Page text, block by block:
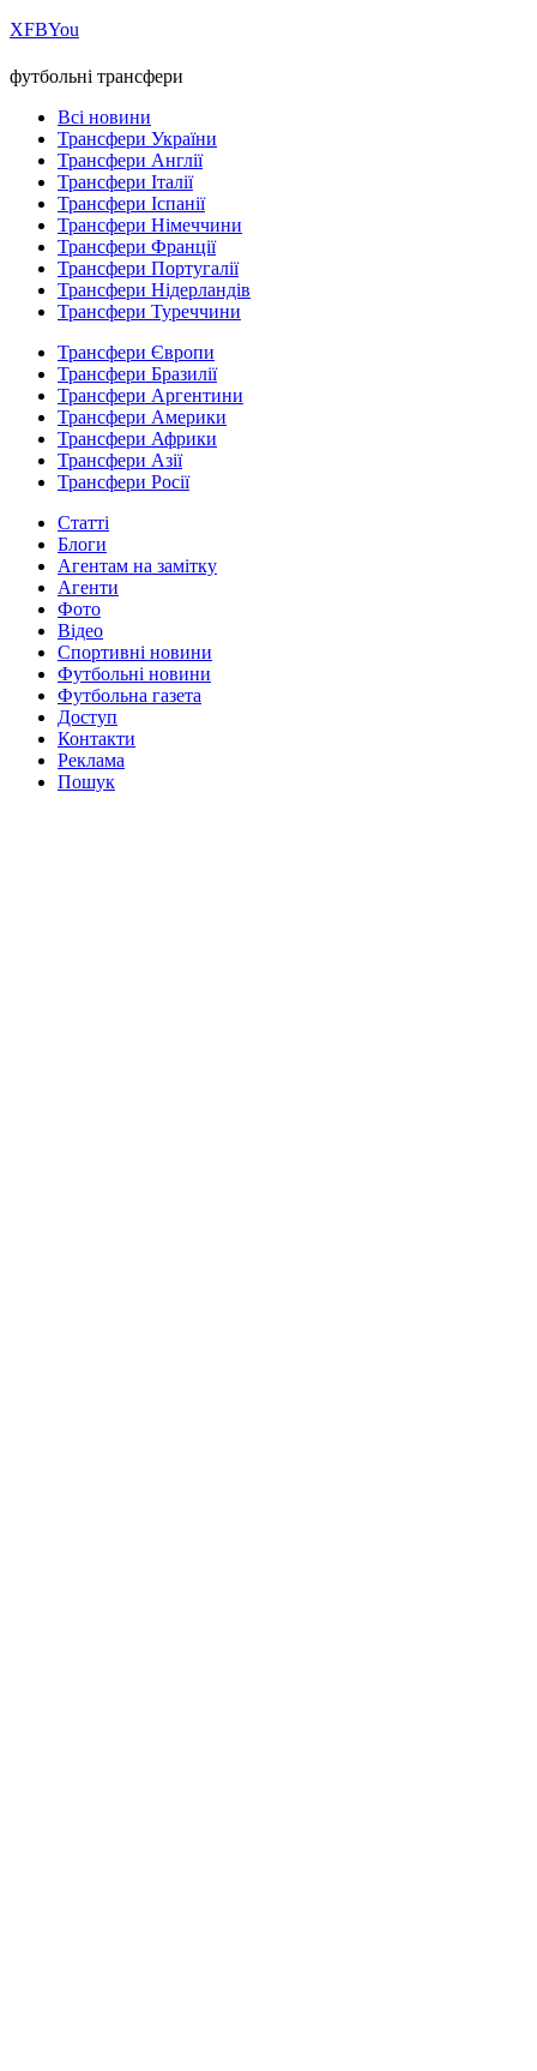
ХFBYou
футбольні трансфери
Всі новини
Трансфери України
Трансфери Англії
Трансфери Італії
Трансфери Іспанії
Трансфери Німеччини
Трансфери Франції
Трансфери Португалії
Трансфери Нідерландів
Трансфери Туреччини
Трансфери Європи
Трансфери Бразилії
Трансфери Аргентини
Трансфери Америки
Трансфери Африки
Трансфери Азії
Трансфери Росії
Статті
Блоги
Агентам на замітку
Агенти
Фото
Відео
Спортивні новини
Футбольні новини
Футбольна газета
Доступ
Контакти
Реклама
Пошук